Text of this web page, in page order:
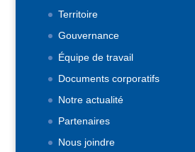
Territoire
Gouvernance
Équipe de travail
Documents corporatifs
Notre actualité
Partenaires
Nous joindre